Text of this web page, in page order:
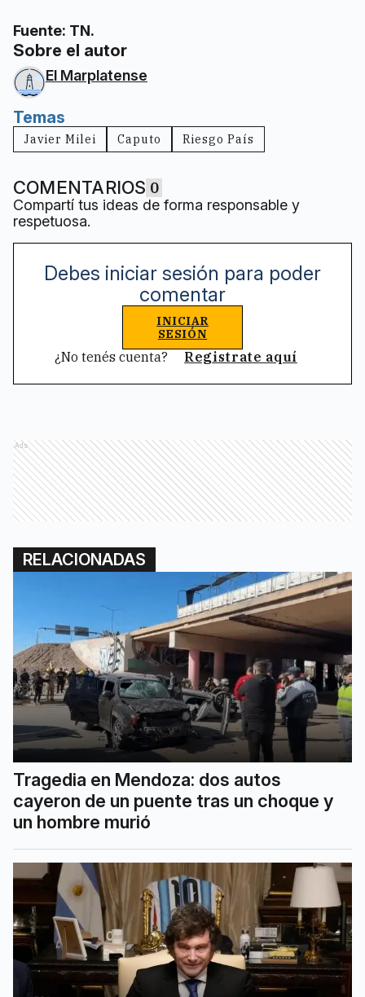
Fuente: TN.
Sobre el autor
El Marplatense
Temas
Javier Milei Caputo Riesgo País
COMENTARIOS 0
Compartí tus ideas de forma responsable y
respetuosa.
Debes iniciar sesión para poder
comentar
INICIAR
SESIÓN
¿No tenés cuenta? Registrate aquí
Ads
RELACIONADAS
Tragedia en Mendoza: dos autos
cayeron de un puente tras un choque y
un hombre murió